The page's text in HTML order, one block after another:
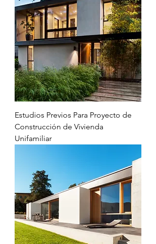
Estudios Previos Para Proyecto de
Construcción de Vivienda
Unifamiliar